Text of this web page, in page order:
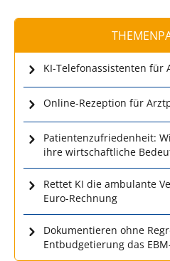
KI-Telefonassistenten für
Online-Rezeption für
Patientenzufriedenheit:
ihre wirtschaftliche
Rettet KI die ambulante
Euro-Rechnung
Dokumentieren ohne
Entbudgetierung das